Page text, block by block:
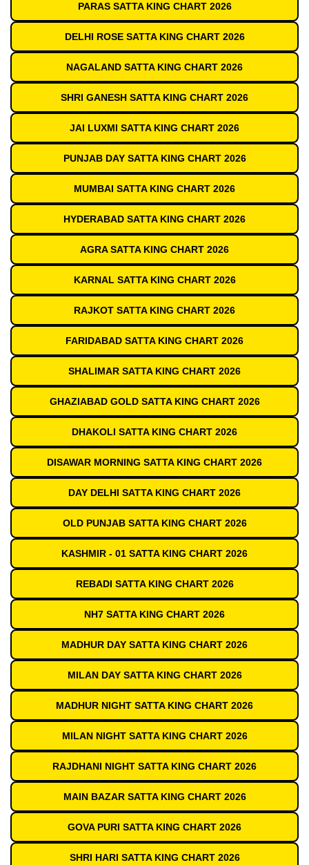
PARAS SATTA KING CHART 2026
DELHI ROSE SATTA KING CHART 2026
NAGALAND SATTA KING CHART 2026
SHRI GANESH SATTA KING CHART 2026
JAI LUXMI SATTA KING CHART 2026
PUNJAB DAY SATTA KING CHART 2026
MUMBAI SATTA KING CHART 2026
HYDERABAD SATTA KING CHART 2026
AGRA SATTA KING CHART 2026
KARNAL SATTA KING CHART 2026
RAJKOT SATTA KING CHART 2026
FARIDABAD SATTA KING CHART 2026
SHALIMAR SATTA KING CHART 2026
GHAZIABAD GOLD SATTA KING CHART 2026
DHAKOLI SATTA KING CHART 2026
DISAWAR MORNING SATTA KING CHART 2026
DAY DELHI SATTA KING CHART 2026
OLD PUNJAB SATTA KING CHART 2026
KASHMIR - 01 SATTA KING CHART 2026
REBADI SATTA KING CHART 2026
NH7 SATTA KING CHART 2026
MADHUR DAY SATTA KING CHART 2026
MILAN DAY SATTA KING CHART 2026
MADHUR NIGHT SATTA KING CHART 2026
MILAN NIGHT SATTA KING CHART 2026
RAJDHANI NIGHT SATTA KING CHART 2026
MAIN BAZAR SATTA KING CHART 2026
GOVA PURI SATTA KING CHART 2026
SHRI HARI SATTA KING CHART 2026